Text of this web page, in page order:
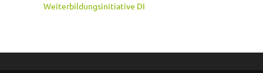
Weiterbildungsinitiative DI